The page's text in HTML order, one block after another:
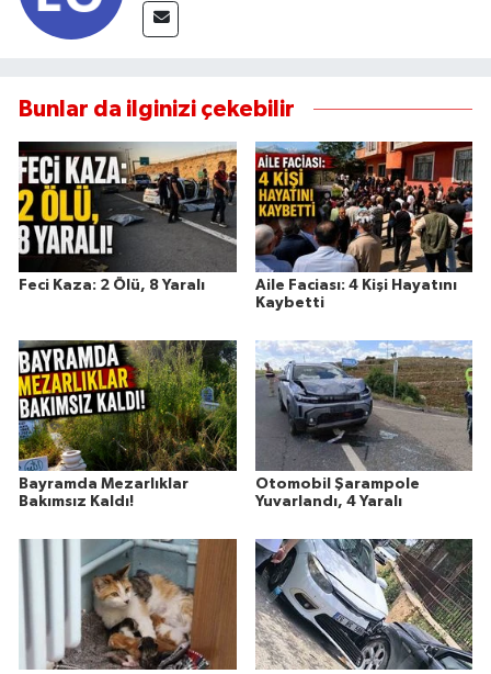
Bunlar da ilginizi çekebilir
Feci Kaza: 2 Ölü, 8 Yaralı
Aile Faciası: 4 Kişi Hayatını
Kaybetti
Bayramda Mezarlıklar
Bakımsız Kaldı!
Otomobil Şarampole
Yuvarlandı, 4 Yaralı